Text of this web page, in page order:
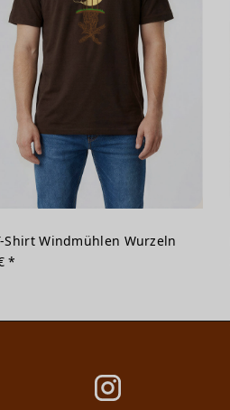
Shirt Windmühlen Wurzeln
*